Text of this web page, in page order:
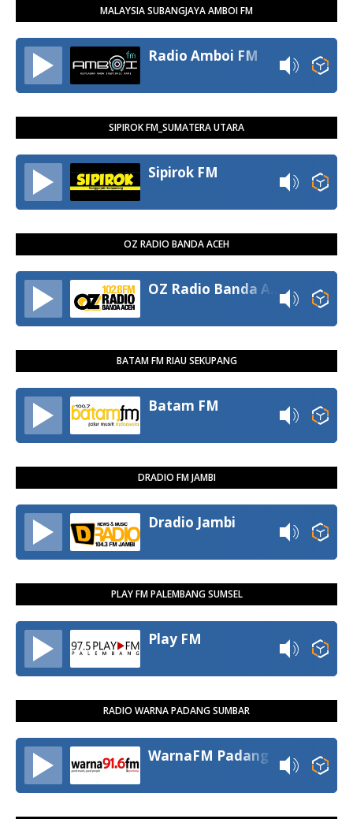
MALAYSIA SUBANGJAYA AMBOI FM
Radio Amboi FM
SIPIROK FM_SUMATERA UTARA
Sipirok FM
OZ RADIO BANDA ACEH
BATAM FM RIAU SEKUPANG
Batam FM
DRADIO FM JAMBI
Dradio Jambi
PLAY FM PALEMBANG SUMSEL
Play FM
RADIO WARNA PADANG SUMBAR
WarnaFM Padang